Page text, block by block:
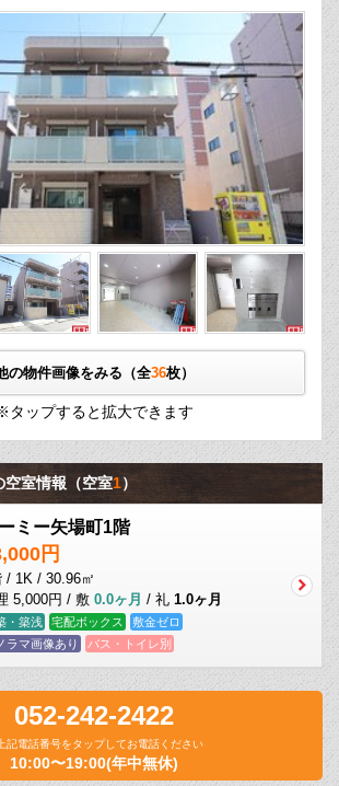
の物件画像をみる（全36枚）
タップすると拡大できます
空室情報 （空室1）
ミー矢場町1階
円
/ 1K / 30.96㎡
5,000円 / 敷 0.0ヶ月 / 礼 1.0ヶ月
・築浅 宅配ボックス
敷金ゼロ
ラマ画像あり
バス・トイレ別
052-242-2422
記電話番号をタップしてお電話ください
10:00〜19:00(年中無休)